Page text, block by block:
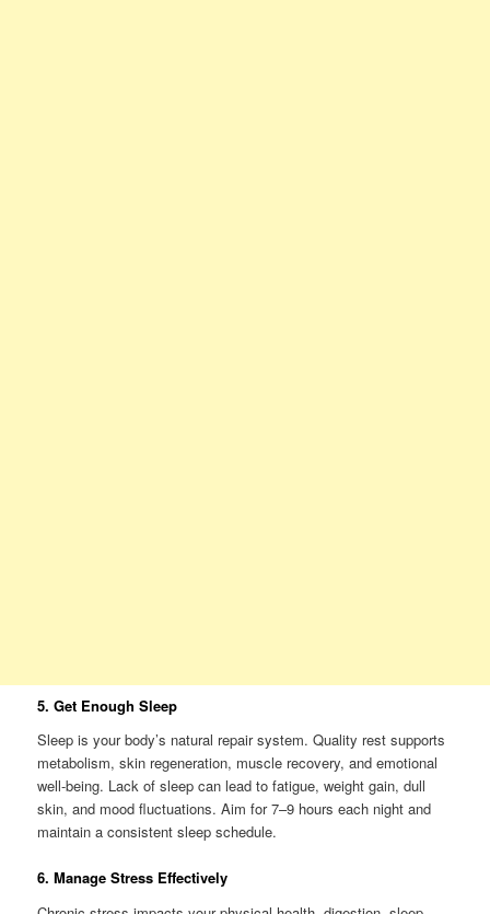
5. Get Enough Sleep
Sleep is your body’s natural repair system. Quality rest supports
metabolism, skin regeneration, muscle recovery, and emotional
well-being. Lack of sleep can lead to fatigue, weight gain, dull
skin, and mood fluctuations. Aim for 7–9 hours each night and
maintain a consistent sleep schedule.
6. Manage Stress Effectively